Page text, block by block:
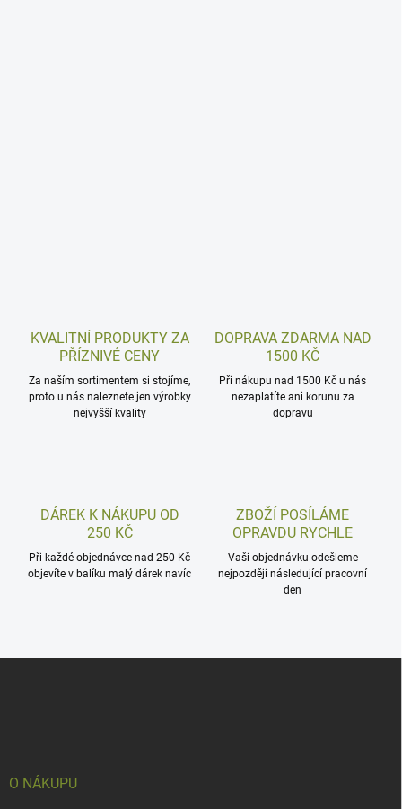
KVALITNÍ PRODUKTY ZA
PŘÍZNIVÉ CENY
Za naším sortimentem si stojíme,
proto u nás naleznete jen výrobky
nejvyšší kvality
DOPRAVA ZDARMA NAD
1500 KČ
Při nákupu nad 1500 Kč u nás
nezaplatíte ani korunu za
dopravu
DÁREK K NÁKUPU OD
250 KČ
Při každé objednávce nad 250 Kč
objevíte v balíku malý dárek navíc
ZBOŽÍ POSÍLÁME
OPRAVDU RYCHLE
Vaši objednávku odešleme
nejpozději následující pracovní
den
O NÁKUPU